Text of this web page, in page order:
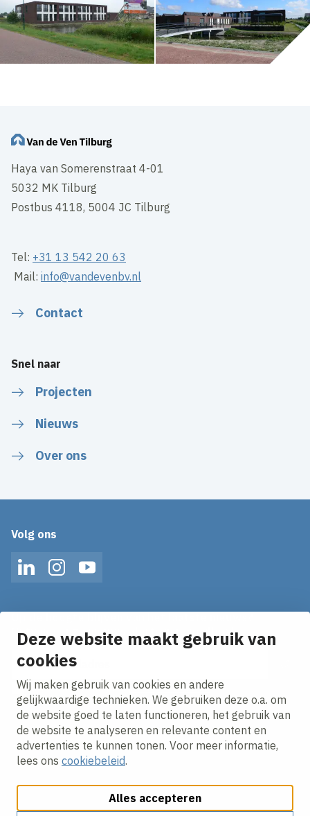
Deze website maakt gebruik van
cookies
Wij maken gebruik van cookies en andere
gelijkwaardige technieken. We gebruiken deze o.a. om
de website goed te laten functioneren, het gebruik van
de website te analyseren en relevante content en
advertenties te kunnen tonen. Voor meer informatie,
lees ons cookiebeleid.
Alles accepteren
Haya van Somerenstraat 4-01
5032 MK Tilburg
Postbus 4118, 5004 JC Tilburg
Tel: +31 13 542 20 63
Mail:info@vandevenbv.nl
Contact
Snel naar
Projecten
Nieuws
Over ons
Volg ons
LinkedInInstagramYouTube
Ontvang onze nieuws alerts in je mailbox!
E-mailadres
Ik ga akkoord met hetprivacy statement.
Cookies aanpassenCookie beleidPrivacy policy